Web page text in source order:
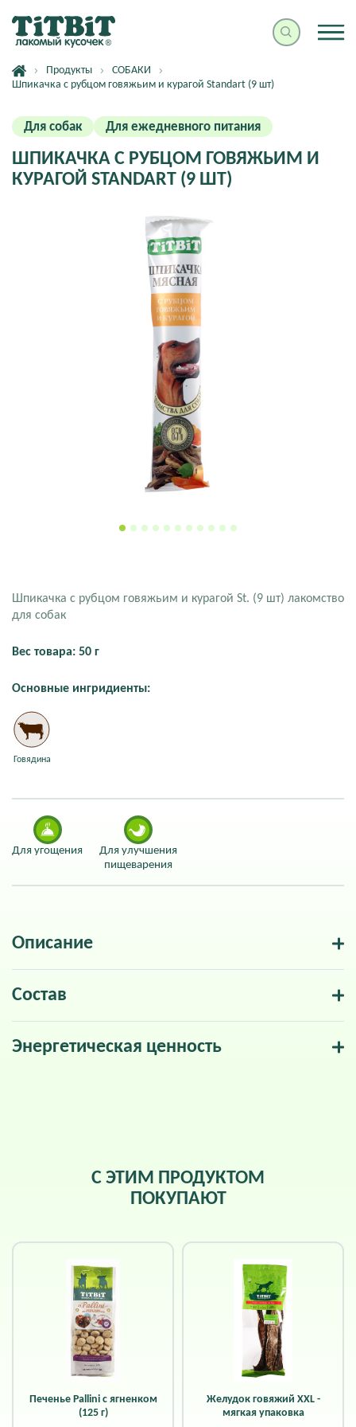
Продукты
СОБАКИ
Шпикачка с рубцом говяжьим и курагой Standart (9 шт)
Для собак Для ежедневного питания
ШПИКАЧКА С РУБЦОМ ГОВЯЖЬИМ И
КУРАГОЙ STANDART (9 ШТ)
Шпикачка с рубцом говяжьим и курагой St. (9 шт) лакомство
для собак
Вес товара: 50 г
Основные ингридиенты:
Говядина
Для угощения
Для улучшения
пищеварения
Описание
Состав
Энергетическая ценность
С ЭТИМ ПРОДУКТОМ
ПОКУПАЮТ
Печенье Pallini с ягненком
(125 г)
Желудок говяжий XXL -
мягкая упаковка